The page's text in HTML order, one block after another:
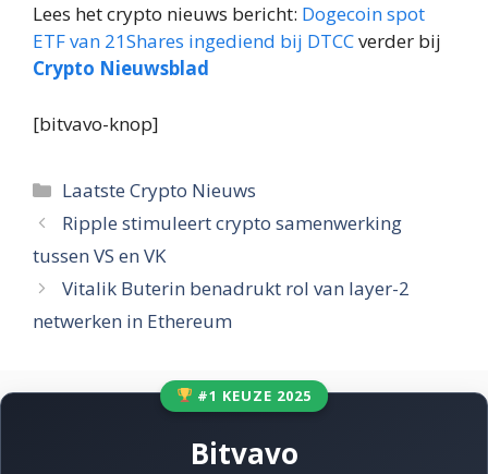
Lees het crypto nieuws bericht: Dogecoin spot
ETF van 21Shares ingediend bij DTCCverder bij
Crypto Nieuwsblad
[bitvavo-knop]
Categorieën
Laatste Crypto Nieuws
Ripple stimuleert crypto samenwerking
tussen VS en VK
Vitalik Buterin benadrukt rol van layer-2
netwerken in Ethereum
#1 KEUZE 2025
Bitvavo